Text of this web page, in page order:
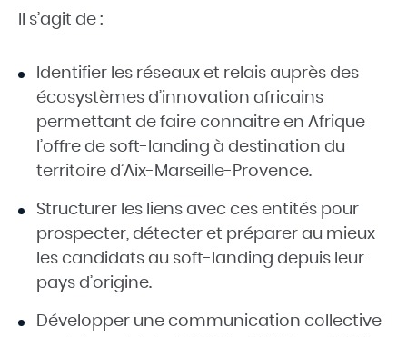
Il s’agit de :
Identifier les réseaux et relais auprès des
écosystèmes d’innovation africains
permettant de faire connaitre en Afrique
l’offre de soft-landing à destination du
territoire d’Aix-Marseille-Provence.
Structurer les liens avec ces entités pour
prospecter, détecter et préparer au mieux
les candidats au soft-landing depuis leur
pays d’origine.
Développer une communication collective